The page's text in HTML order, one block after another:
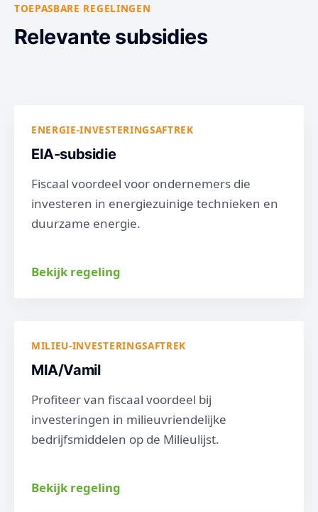
TOEPASBARE REGELINGEN
Relevante subsidies
ENERGIE-INVESTERINGSAFTREK
EIA-subsidie
Fiscaal voordeel voor ondernemers die
investeren in energiezuinige technieken en
duurzame energie.
Bekijk regeling
MILIEU-INVESTERINGSAFTREK
MIA/Vamil
Profiteer van fiscaal voordeel bij
investeringen in milieuvriendelijke
bedrijfsmiddelen op de Milieulijst.
Bekijk regeling